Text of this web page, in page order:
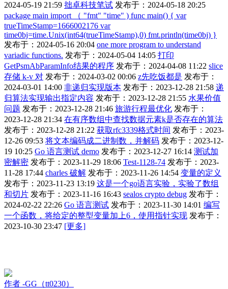
2024-05-19 21:59 拙卓科技笔试 发布于：2024-05-18 20:25
package main import （ "fmt" "time" ) func main() { var
trueTimeStamp=1666002176 var
time0bj=time.Unix(int64(trueTimeStamp),0) fmt.println(time0bj) }
发布于：2024-05-16 20:04 one more program to understand
variadic functions. 发布于：2024-05-04 14:05 打印
GetPsmAbParamInfo结果的程序 发布于：2024-04-08 11:22 slice
存储 k-v 对 发布于：2024-03-02 00:06 z先吃饭都是 发布于：
2024-03-01 14:00 非递归实现版本 发布于：2023-12-28 21:58 递
归算法实现输出指定内容 发布于：2023-12-28 21:55 水果价值
问题 发布于：2023-12-28 21:46 旅游行程最优化 发布于：
2023-12-28 21:34 在有序数组中查找数据元素k是否存在的算法
发布于：2023-12-28 21:22 获取rfc3339格式时间 发布于：2023-
12-26 09:53 将文本编码成二进制数，并解码 发布于：2023-12-
19 10:25 Go 语言测试 demo 发布于：2023-12-27 16:14 测试加
密解密 发布于：2023-11-29 18:06 Test-1128-74 发布于：2023-
11-28 17:44 charles 破解 发布于：2023-11-26 14:54 变量的定义
发布于：2023-11-23 13:19 这是一个go语言实验，实验了数组
和切片 发布于：2023-11-16 16:43 sealos crypto debug 发布于：
2024-02-22 22:26 Go 语言测试 发布于：2023-11-30 14:01 编写
一个函数，将给定的整型变量加上6，使用指针实现 发布于：
2023-10-30 23:47 [更多]
作者 -GG（tt0230）